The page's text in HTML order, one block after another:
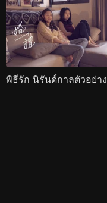
พิธีรัก นิรันด์กาลตัวอย่าง